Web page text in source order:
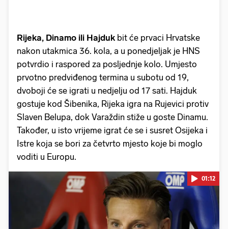
Rijeka, Dinamo ili Hajduk bit će prvaci Hrvatske
nakon utakmica 36. kola, a u ponedjeljak je HNS
potvrdio i raspored za posljednje kolo. Umjesto
prvotno predviđenog termina u subotu od 19,
dvoboji će se igrati u nedjelju od 17 sati. Hajduk
gostuje kod Šibenika, Rijeka igra na Rujevici protiv
Slaven Belupa, dok Varaždin stiže u goste Dinamu.
Također, u isto vrijeme igrat će se i susret Osijeka i
Istre koja se bori za četvrto mjesto koje bi moglo
voditi u Europu.
01:12